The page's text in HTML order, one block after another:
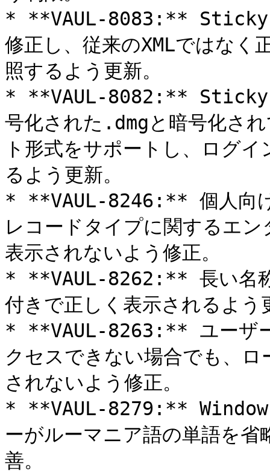
* **VAUL-8083:**
修正し、従来のXMLではな
照するよう更新。
* **VAUL-8082:**
号化された.dmgと暗号化さ
ト形式をサポートし、ログ
るよう更新。
* **VAUL-8246:** 個人向け
レコードタイプに関するエ
表示されないよう修正。
* **VAUL-8262:** 長い名称
付きで正しく表示されるよう
* **VAUL-8263:** ユーザー
クセスできない場合でも、
されないよう修正。
* **VAUL-8279:** Windows
ーがルーマニア語の単語を
善。